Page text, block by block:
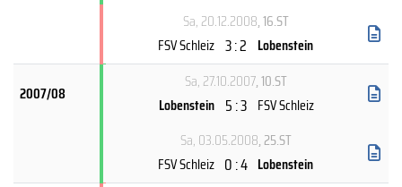
Sa, 20.12.2008, 16.ST
FSV Schleiz 3 : 2 Lobenstein
2007/08
Sa, 27.10.2007, 10.ST
Lobenstein 5 : 3 FSV Schleiz
Sa, 03.05.2008, 25.ST
FSV Schleiz 0 : 4 Lobenstein